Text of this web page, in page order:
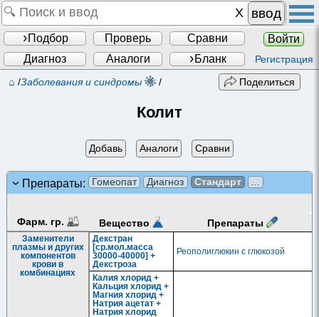
ввод
Подбор Проверь Сравни
Войти
Диагноз
Аналоги Бланк Регистрация
⌂ /Заболевания и синдромы / Поделиться
Колит
Добавь Аналоги Сравни
Препараты: Гомеопат Диагноз Стандарт
Фарм. гр. Вещество Препараты
Заменители
плазмы и других
компонентов
крови в
комбинациях
Декстран
[ср.мол.масса
30000-40000] +
Декстроза
Реополиглюкин c глюкозой
Калия хлорид +
Кальция хлорид +
Магния хлорид +
Натрия ацетат +
Натрия хлорид